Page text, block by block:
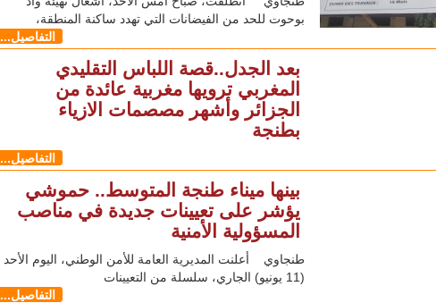
بوحوت للحد من الفيضانات التي تهدد ساكنة المنطقة،
التفاصيل...
بعد الجدل..قصة اللباس التقليدي
المغربي ترويها مغربية عائدة من
الجزائر وأشهر مصصمات الازياء
بطنجة
التفاصيل...
بينها ميناء طنجة المتوسط.. حموشي
يؤشر على تعيينات جديدة في مناصب
المسؤولية الأمنية
طنجاوي أعلنت المديرية العامة للأمن الوطني، اليوم الأحد
(11 يونيو) الجاري، سلسلة من التعيينات
التفاصيل...